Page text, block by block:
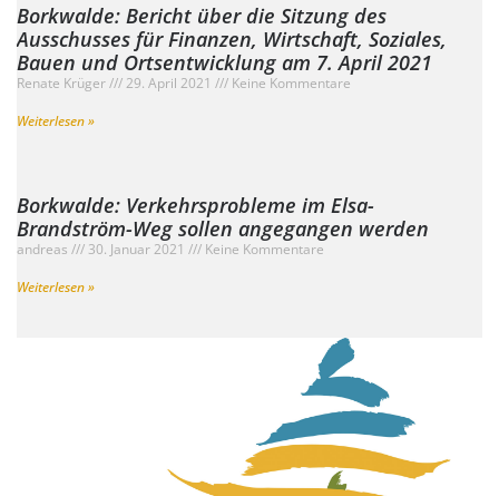
Borkwalde: Bericht über die Sitzung des
Ausschusses für Finanzen, Wirtschaft, Soziales,
Bauen und Ortsentwicklung am 7. April 2021
Renate Krüger 29. April 2021
Keine Kommentare
Weiterlesen »
Borkwalde: Verkehrsprobleme im Elsa-
Brandström-Weg sollen angegangen werden
andreas 30. Januar 2021
Keine Kommentare
Weiterlesen »